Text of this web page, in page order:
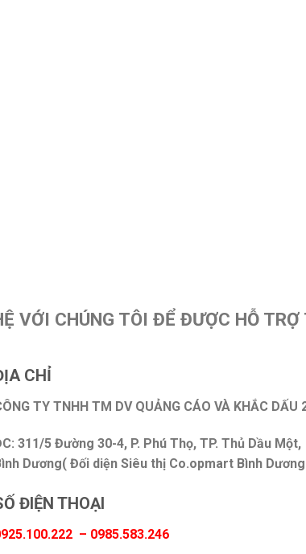
VỚI CHÚNG TÔI ĐỂ ĐƯỢC HỖ
CHỈ
TY TNHH TM DV QUẢNG CÁO VÀ KHẮC DẤU
311/5 Đường 30-4, P. Phú Thọ, TP. Thủ Dầu Một,
Dương( Đối diện Siêu thị Co.opmart Bình
ĐIỆN THOẠI
– 0985.583.246